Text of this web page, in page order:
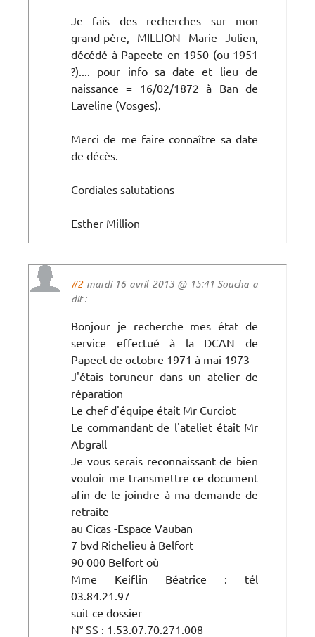
Je fais des recherches sur mon
grand-père, MILLION Marie Julien,
décédé à Papeete en 1950 (ou 1951
?).... pour info sa date et lieu de
naissance = 16/02/1872 à Ban de
Laveline (Vosges).
Merci de me faire connaître sa date
de décès.
Cordiales salutations
Esther Million
#2mardi 16 avril 2013 @ 15:41 Soucha a
dit :
Bonjour je recherche mes état de
service effectué à la DCAN de
Papeet de octobre 1971 à mai 1973
J'étais toruneur dans un atelier de
réparation
Le chef d'équipe était Mr Curciot
Le commandant de l'ateliet était Mr
Abgrall
Je vous serais reconnaissant de bien
vouloir me transmettre ce document
afin de le joindre à ma demande de
retraite
au Cicas -Espace Vauban
7 bvd Richelieu à Belfort
90 000 Belfort où
Mme Keiflin Béatrice : tél
03.84.21.97
suit ce dossier
N° SS : 1.53.07.70.271.008